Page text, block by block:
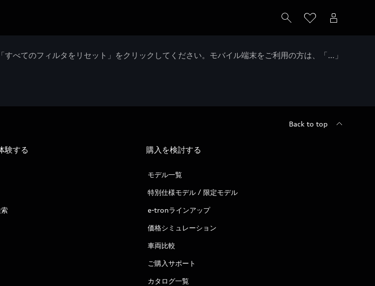
べてのフィルタをリセット」をクリックしてください。モバイル端末をご利用の方は、「…」
Back to top
験する 購入を検討する
モデル一覧
特別仕様モデル / 限定モデル
e-tronラインアップ
価格シミュレーション
車両比較
ご購入サポート
カタログ一覧